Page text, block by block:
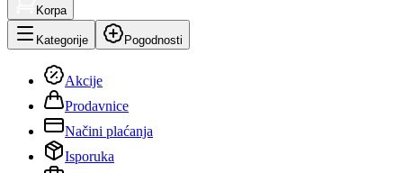
Korpa
Kategorije Pogodnosti
Akcije
Prodavnice
Načini plaćanja
Isporuka